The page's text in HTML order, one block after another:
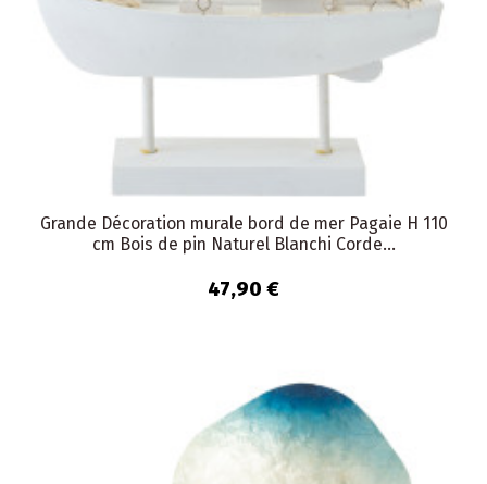
Grande Décoration murale bord de mer Pagaie H 110
cm Bois de pin Naturel Blanchi Corde...
47,90 €